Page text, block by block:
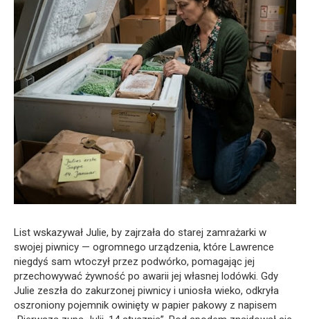
List wskazywał Julie, by zajrzała do starej zamrażarki w
swojej piwnicy — ogromnego urządzenia, które Lawrence
niegdyś sam wtoczył przez podwórko, pomagając jej
przechowywać żywność po awarii jej własnej lodówki. Gdy
Julie zeszła do zakurzonej piwnicy i uniosła wieko, odkryła
oszroniony pojemnik owinięty w papier pakowy z napisem